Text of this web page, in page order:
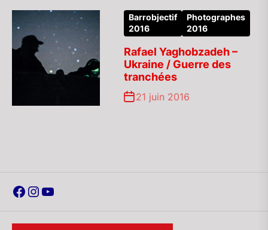
Barrobjectif
2016
Photographes
2016
Rafael Yaghobzadeh –
Ukraine / Guerre des
tranchées
21 juin 2016
Facebook
Instagram
YouTube